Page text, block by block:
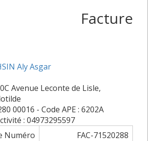
Facture
Aly Asgar
Avenue Leconte de Lisle,
00016 - Code APE : 6202A
: 04973295597
Numéro
FAC-71520288